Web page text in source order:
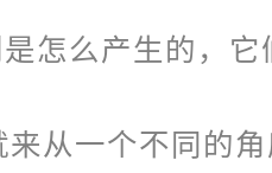
怎么产生的，
来从一个不同的